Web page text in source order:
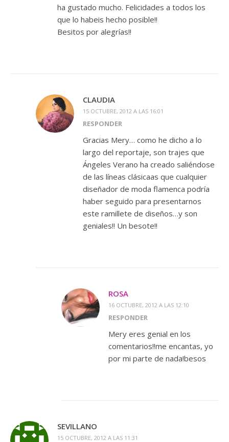
ha gustado mucho. Felicidades a todos los
que lo habeis hecho posible!!
Besitos por alegrías!!
CLAUDIA
15 OCTUBRE, 2012 A LAS 16:01
RESPONDER
Gracias Mery… como he dicho a lo
largo del reportaje, son trajes que
Ángeles Verano ha creado saliéndose
de las líneas clásicaas que cualquier
diseñador de moda flamenca podría
haber seguido para presentarnos
este ramillete de diseños…y son
geniales!! Un besote!!
ROSA
16 OCTUBRE, 2012 A LAS 12:10
RESPONDER
Mery eres genial en los
comentarios!!me encantas, yo
por mi parte de nada!besos
SEVILLANO
15 OCTUBRE, 2012 A LAS 11:31